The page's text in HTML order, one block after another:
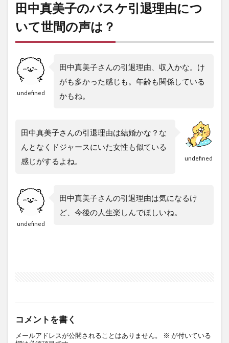
田中真美子のバスケ引退理由につ
いて世間の声は？
undefined
田中真美子さんの引退理由、収入かな。け
がも多かった感じも。年齢も関係している
かもね。
undefined
田中真美子さんの引退理由は結婚かな？な
んとなくドジャースにいた女性も似ている
感じがするよね。
undefined
田中真美子さんの引退理由は気になるけ
ど、今後の人生楽しんでほしいね。
コメントを書く
メールアドレスが公開されることはありません。 ※ が付いている